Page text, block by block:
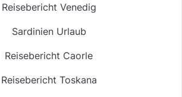
Reisebericht Venedig
Sardinien Urlaub
Reisebericht Caorle
Reisebericht Toskana